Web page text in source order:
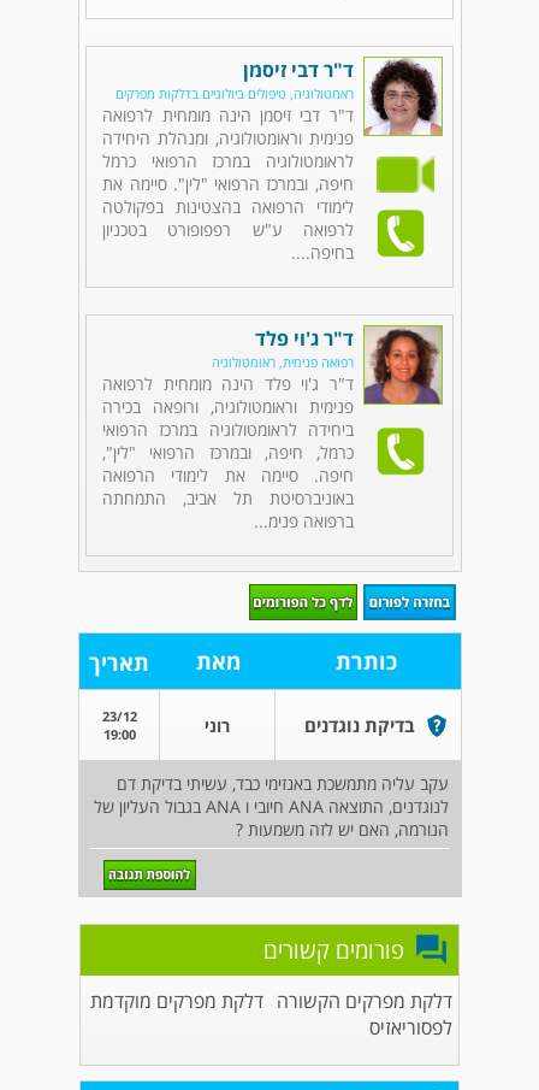
ד"ר דבי זיסמן
ראמטולוגיה, טיפולים ביולוגיים בדלקות מפרקים
ד"ר דבי זיסמן הינה מומחית לרפואה
פנימית וראומטולוגיה, ומנהלת היחידה
לראומטולוגיה במרכז הרפואי כרמל
חיפה, ובמרכז הרפואי "לין". סיימה את
לימודי הרפואה בהצטינות בפקולטה
לרפואה ע"ש רפפופורט בטכניון
בחיפה....
ד"ר ג'וי פלד
רפואה פנימית, ראומטולוגיה
ד"ר ג'וי פלד הינה מומחית לרפואה
פנימית וראומטולוגיה, ורופאה בכירה
ביחידה לראומטולוגיה במרכז הרפואי
כרמל, חיפה, ובמרכז הרפואי "לין",
חיפה. סיימה את לימודי הרפואה
באוניברסיטת תל אביב, התמחתה
ברפואה פנימ...
כותרת מאת תאריך
בדיקת נוגדנים רוני
23/12
19:00
עקב עליה מתמשכת באנזימי כבד, עשיתי בדיקת דם
לנוגדנים, התוצאה ANA חיובי ו ANA בגבול העליון של
הנורמה, האם יש לזה משמעות ?
פורומים קשורים
דלקת מפרקים הקשורה
לפסוריאזיס
דלקת מפרקים מוקדמת